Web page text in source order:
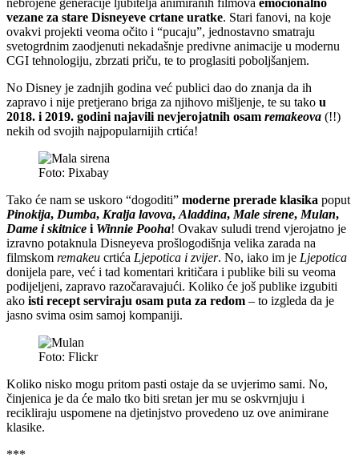
vezane za stare Disneyeve crtane uratke. Stari fanovi, na koje
ovakvi projekti veoma očito i “pucaju”, jednostavno smatraju
svetogrdnim zaodjenuti nekadašnje predivne animacije u modernu
CGI tehnologiju, zbrzati priču, te to proglasiti poboljšanjem.
No Disney je zadnjih godina već publici dao do znanja da ih
zapravo i nije pretjerano briga za njihovo mišljenje, te su tako u
2018. i 2019. godini najavili nevjerojatnih osam remakeova (!!)
nekih od svojih najpopularnijih crtića!
Foto: Pixabay
Tako će nam se uskoro “dogoditi” moderne prerade klasika poput
Pinokija, Dumba, Kralja lavova, Aladdina, Male sirene, Mulan,
Dame i skitnice i Winnie Pooha! Ovakav suludi trend vjerojatno je
izravno potaknula Disneyeva prošlogodišnja velika zarada na
filmskom remakeu crtića Ljepotica i zvijer. No, iako im je Ljepotica
donijela pare, već i tad komentari kritičara i publike bili su veoma
podijeljeni, zapravo razočaravajući. Koliko će još publike izgubiti
ako isti recept serviraju osam puta za redom – to izgleda da je
jasno svima osim samoj kompaniji.
Foto: Flickr
Koliko nisko mogu pritom pasti ostaje da se uvjerimo sami. No,
činjenica je da će malo tko biti sretan jer mu se oskvrnjuju i
recikliraju uspomene na djetinjstvo provedeno uz ove animirane
klasike.
***